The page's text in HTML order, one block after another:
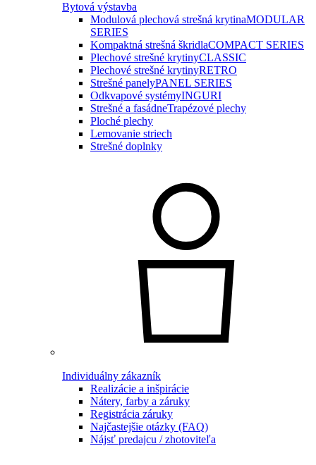
Bytová výstavba
Modulová plechová strešná krytinaMODULAR
SERIES
Kompaktná strešná škridlaCOMPACT SERIES
Plechové strešné krytinyCLASSIC
Plechové strešné krytinyRETRO
Strešné panelyPANEL SERIES
Odkvapové systémyINGURI
Strešné a fasádneTrapézové plechy
Ploché plechy
Lemovanie striech
Strešné doplnky
Individuálny zákazník
Realizácie a inšpirácie
Nátery, farby a záruky
Registrácia záruky
Najčastejšie otázky (FAQ)
Nájsť predajcu / zhotoviteľa